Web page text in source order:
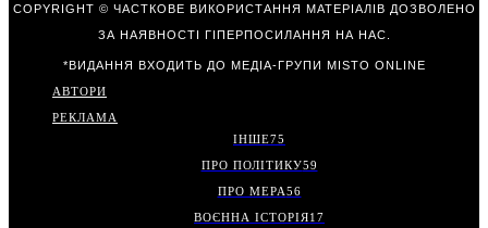
COPYRIGHT © ЧАСТКОВЕ ВИКОРИСТАННЯ МАТЕРІАЛІВ ДОЗВОЛЕНО
ЗА НАЯВНОСТІ ГІПЕРПОСИЛАННЯ НА НАС.
*ВИДАННЯ ВХОДИТЬ ДО МЕДІА-ГРУПИ MISTO ONLINE
АВТОРИ
РЕКЛАМА
ІНШЕ75
ПРО ПОЛІТИКУ59
ПРО МЕРА56
ВОЄННА ІСТОРІЯ17